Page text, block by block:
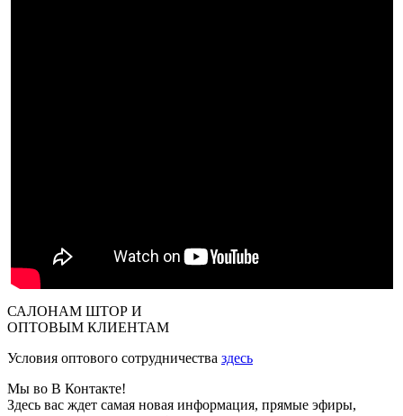
САЛОНАМ ШТОР И
ОПТОВЫМ КЛИЕНТАМ
Условия оптового сотрудничества здесь
Мы во В Контакте!
Здесь вас ждет самая новая информация, прямые эфиры,